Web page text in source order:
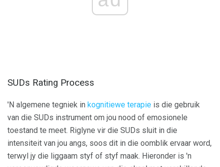
SUDs Rating Process
'N algemene tegniek in kognitiewe terapie is die gebruik
van die SUDs instrument om jou nood of emosionele
toestand te meet. Riglyne vir die SUDs sluit in die
intensiteit van jou angs, soos dit in die oomblik ervaar word,
terwyl jy die liggaam styf of styf maak. Hieronder is 'n